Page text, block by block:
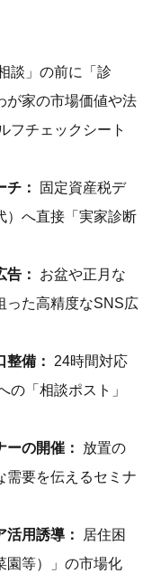
談」の前に「診
が家の市場価値や法
フチェックシート
：
固定資産税デ
）へ直接「実家診断
：
お盆や正月な
った高精度なSNS広
備：
24時間対応
「相談ポスト」
の開催：
放置の
需要を伝えるセミナ
用誘導：
居住困
園等）」の市場化